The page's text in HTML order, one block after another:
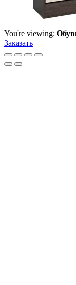
You're viewing:
Заказать